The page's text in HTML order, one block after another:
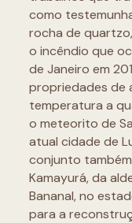
como
rocha de
o incêndio que
de Janeiro em
propriedades de
temperatura a
o meteorito de
atual cidade de
conjunto
Kamayurá, da
Bananal, no
para a